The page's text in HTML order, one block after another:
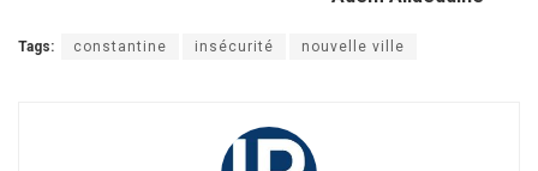
Tags: constantine insécurité nouvelle ville